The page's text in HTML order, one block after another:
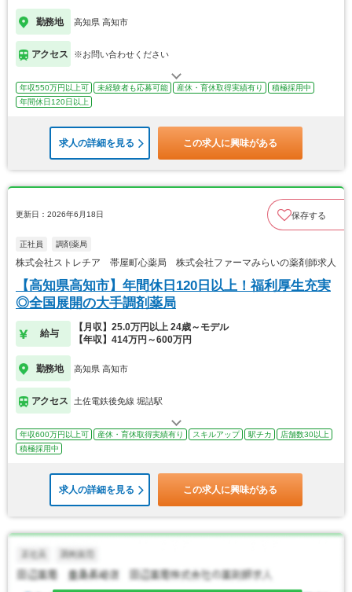
勤務地 高知県 高知市
アクセス ※お問い合わせください
年収550万円以上可 未経験者も応募可能 産休・育休取得実績有り
積極採用中
年間休日120日以上
求人の詳細を見る この求人に興味がある
更新日：2026年6月18日 保存する
正社員 調剤薬局
株式会社ストレチア 帯屋町心薬局 株式会社ファーマみらいの薬剤師求人
【高知県高知市】年間休日120日以上！福利厚生充実
◎全国展開の大手調剤薬局
給与
【月収】25.0万円以上 24歳～モデル
【年収】414万円～600万円
勤務地 高知県 高知市
アクセス 土佐電鉄後免線 堀詰駅
年収600万円以上可 産休・育休取得実績有り スキルアップ 駅チカ
店舗数30以上
積極採用中
求人の詳細を見る この求人に興味がある